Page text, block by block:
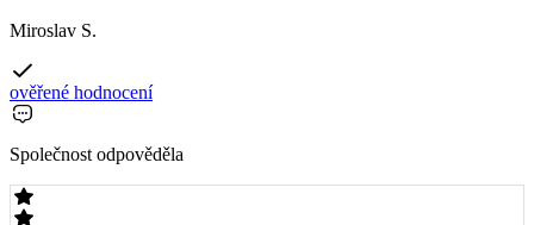
Miroslav S.
ověřené hodnocení
Společnost odpověděla